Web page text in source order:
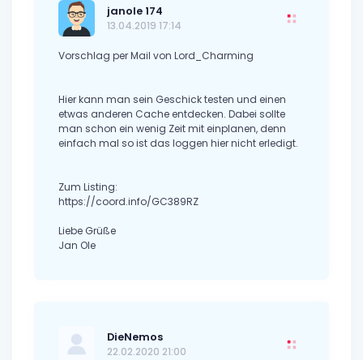
janole 174
13.04.2019 17:14
Vorschlag per Mail von Lord_Charming
Hier kann man sein Geschick testen und einen
etwas anderen Cache entdecken. Dabei sollte
man schon ein wenig Zeit mit einplanen, denn
einfach mal so ist das loggen hier nicht erledigt.
Zum Listing:
https://coord.info/GC389RZ
Liebe Grüße
Jan Ole
DieNemos
22.02.2020 21:00